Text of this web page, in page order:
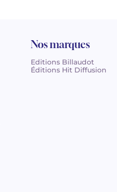
Nos marques
Editions Billaudot
Éditions Hit Diffusion